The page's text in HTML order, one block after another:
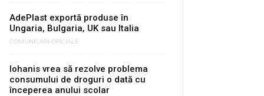
AdePlast exportă produse în
Ungaria, Bulgaria, UK sau Italia
COMUNICARI OFICIALE
Iohanis vrea să rezolve problema
consumului de droguri o dată cu
începerea anului scolar